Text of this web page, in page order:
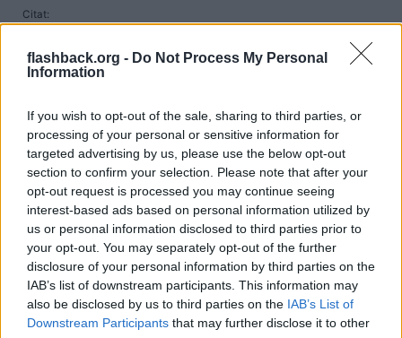
flashback.org - Do Not Process My Personal
Information
If you wish to opt-out of the sale, sharing to third parties, or
processing of your personal or sensitive information for
targeted advertising by us, please use the below opt-out
section to confirm your selection. Please note that after your
opt-out request is processed you may continue seeing
interest-based ads based on personal information utilized by
us or personal information disclosed to third parties prior to
your opt-out. You may separately opt-out of the further
disclosure of your personal information by third parties on the
IAB’s list of downstream participants. This information may
also be disclosed by us to third parties on the IAB’s List of
Downstream Participants that may further disclose it to other
Citat:
Allvarligt talat, så tror jag att HAM är "finished and done". Han
borde ha lagt hjälmen på hyllan efter 2024 säsongen.
Öppnar han en juvilerarbutik i London med inriktning mot
intimpiercing?
2025-09-06, 09:55
Medlem
Inlägg: 9 878
Moxza har några unika kurvor..Parabolica ....Lessmo... samt 2 fina
chicaner dessutom plattan i mattan
"What percentage of Monza is full throttle?
Easy to understand therefore why the venue is universally known
as the Temple of Speed. The 5.793 kilometre track has 11 corners